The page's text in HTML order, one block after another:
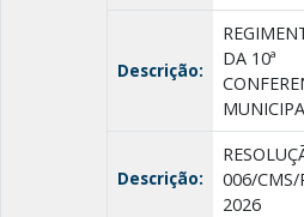
Descrição:
DA 10ª
Descrição:
006/CMS/
2026